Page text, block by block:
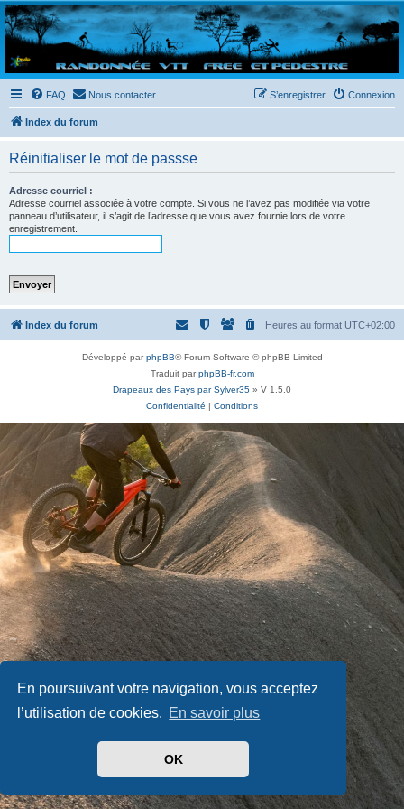
En poursuivant votre navigation, vous acceptez
l’utilisation de cookies. En savoir plus
OK
Randovttfree.fr
Bienvenue sur le site des randos vtt et pédestre de Bretagne . Bonne navigation sur le site
et bonnes randos dans l'Ouest !
FAQ Nous contacter Connexion
S’enregistrer
Index du forum
Réinitialiser le mot de passse
Adresse courriel :
Adresse courriel associée à votre compte. Si vous ne l’avez pas modifiée via votre
panneau d’utilisateur, il s’agit de l’adresse que vous avez fournie lors de votre
enregistrement.
Index du forum Heures au format UTC+02:00
Développé parphpBB® Forum Software © phpBB Limited
Traduit parphpBB-fr.com
Drapeaux des Pays par Sylver35 » V 1.5.0
Confidentialité | Conditions